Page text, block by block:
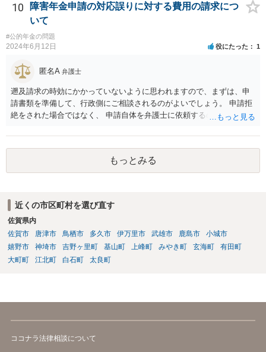
10
障害年金申請の対応誤りに対する費用の請求につ
いて
#公的年金の問題
2024年6月12日 役にたった 1
匿名A 弁護士
遡及請求の時効にかかっていないように思われますので、まずは、申
請書類を準備して、行政側にご相談されるのがよいでしょう。 申請拒
絶をされた場合ではなく、 申請自体を弁護士に依頼するのは費用対効
もっとみる
近くの市区町村を選び直す
佐賀県内
佐賀市
唐津市 鳥栖市 多久市 伊万里市 武雄市 鹿島市
小城市
嬉野市
神埼市 吉野ヶ里町 基山町 上峰町 みやき町 玄海町
有田町
大町町
江北町 白石町 太良町
ココナラ法律相談について